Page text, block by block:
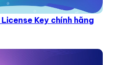
Key chính hãng